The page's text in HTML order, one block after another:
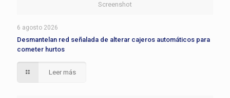
Screenshot
6 agosto 2026
Desmantelan red señalada de alterar cajeros automáticos para
cometer hurtos
Leer más